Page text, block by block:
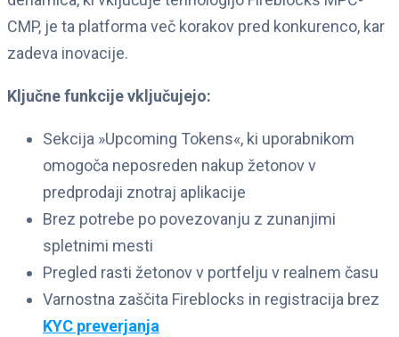
CMP, je ta platforma več korakov pred konkurenco, kar
zadeva inovacije.
Ključne funkcije vključujejo:
Sekcija »Upcoming Tokens«, ki uporabnikom
omogoča neposreden nakup žetonov v
predprodaji znotraj aplikacije
Brez potrebe po povezovanju z zunanjimi
spletnimi mesti
Pregled rasti žetonov v portfelju v realnem času
Varnostna zaščita Fireblocks in registracija brez
KYC preverjanja